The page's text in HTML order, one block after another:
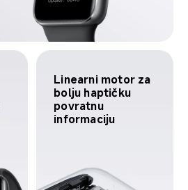
Linearni motor za
bolju haptičku
povratnu
informaciju